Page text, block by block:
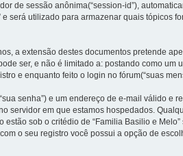
de sessão anônima(“session-id”),
será utilizado para armazenar quais tópicos
a extensão destes documentos pretende
ser, e não é limitado a: postando como um
e enquanto feito o login no fórum(“suas
senha”) e um endereço de e-mail válido e
servidor em que estamos hospedados.
sob o critédio de “Familia Basilio e Melo”
o seu registro você possui a opção de